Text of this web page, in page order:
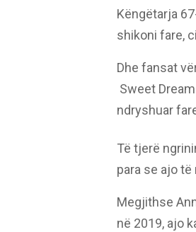
Këngëtarja
shikoni fare,
Dhe fansat
Sweet
ndryshuar
Të tjerë
para se ajo të
Megjithse
në 2019, ajo